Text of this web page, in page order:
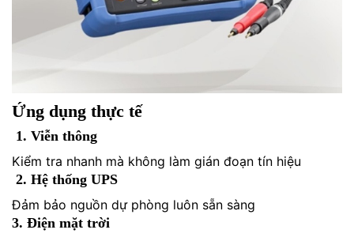
Ứng dụng thực tế
1. Viễn thông
Kiểm tra nhanh mà không làm gián đoạn tín hiệu
2. Hệ thống UPS
Đảm bảo nguồn dự phòng luôn sẵn sàng
3. Điện mặt trời